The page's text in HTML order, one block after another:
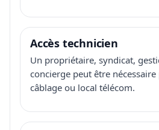
Accès technicien
Un propriétaire, syndicat,
concierge peut être nécessaire
câblage ou local télécom.